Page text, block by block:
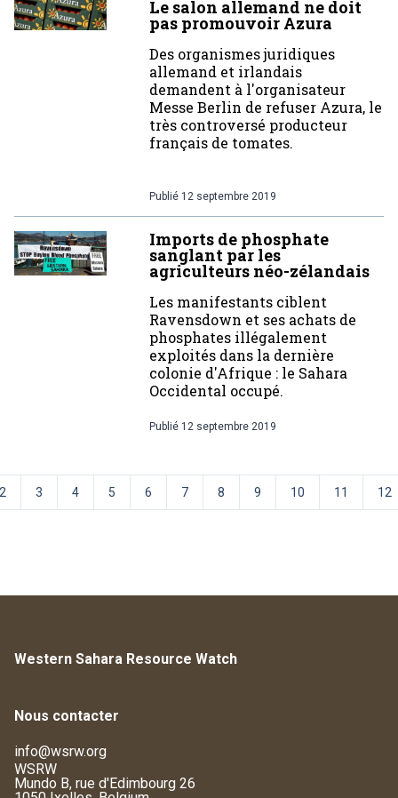
Le salon allemand ne doit
pas promouvoir Azura
Des organismes juridiques
allemand et irlandais
demandent à l'organisateur
Messe Berlin de refuser Azura, le
très controversé producteur
français de tomates.
Publié 12 septembre 2019
Imports de phosphate
sanglant par les
agriculteurs néo-zélandais
Les manifestants ciblent
Ravensdown et ses achats de
phosphates illégalement
exploités dans la dernière
colonie d'Afrique : le Sahara
Occidental occupé.
Publié 12 septembre 2019
2 3 4 5 6 7 8 9 10 11 12
Western Sahara Resource Watch
Nous contacter
info@wsrw.org
WSRW
Mundo B, rue d'Edimbourg 26